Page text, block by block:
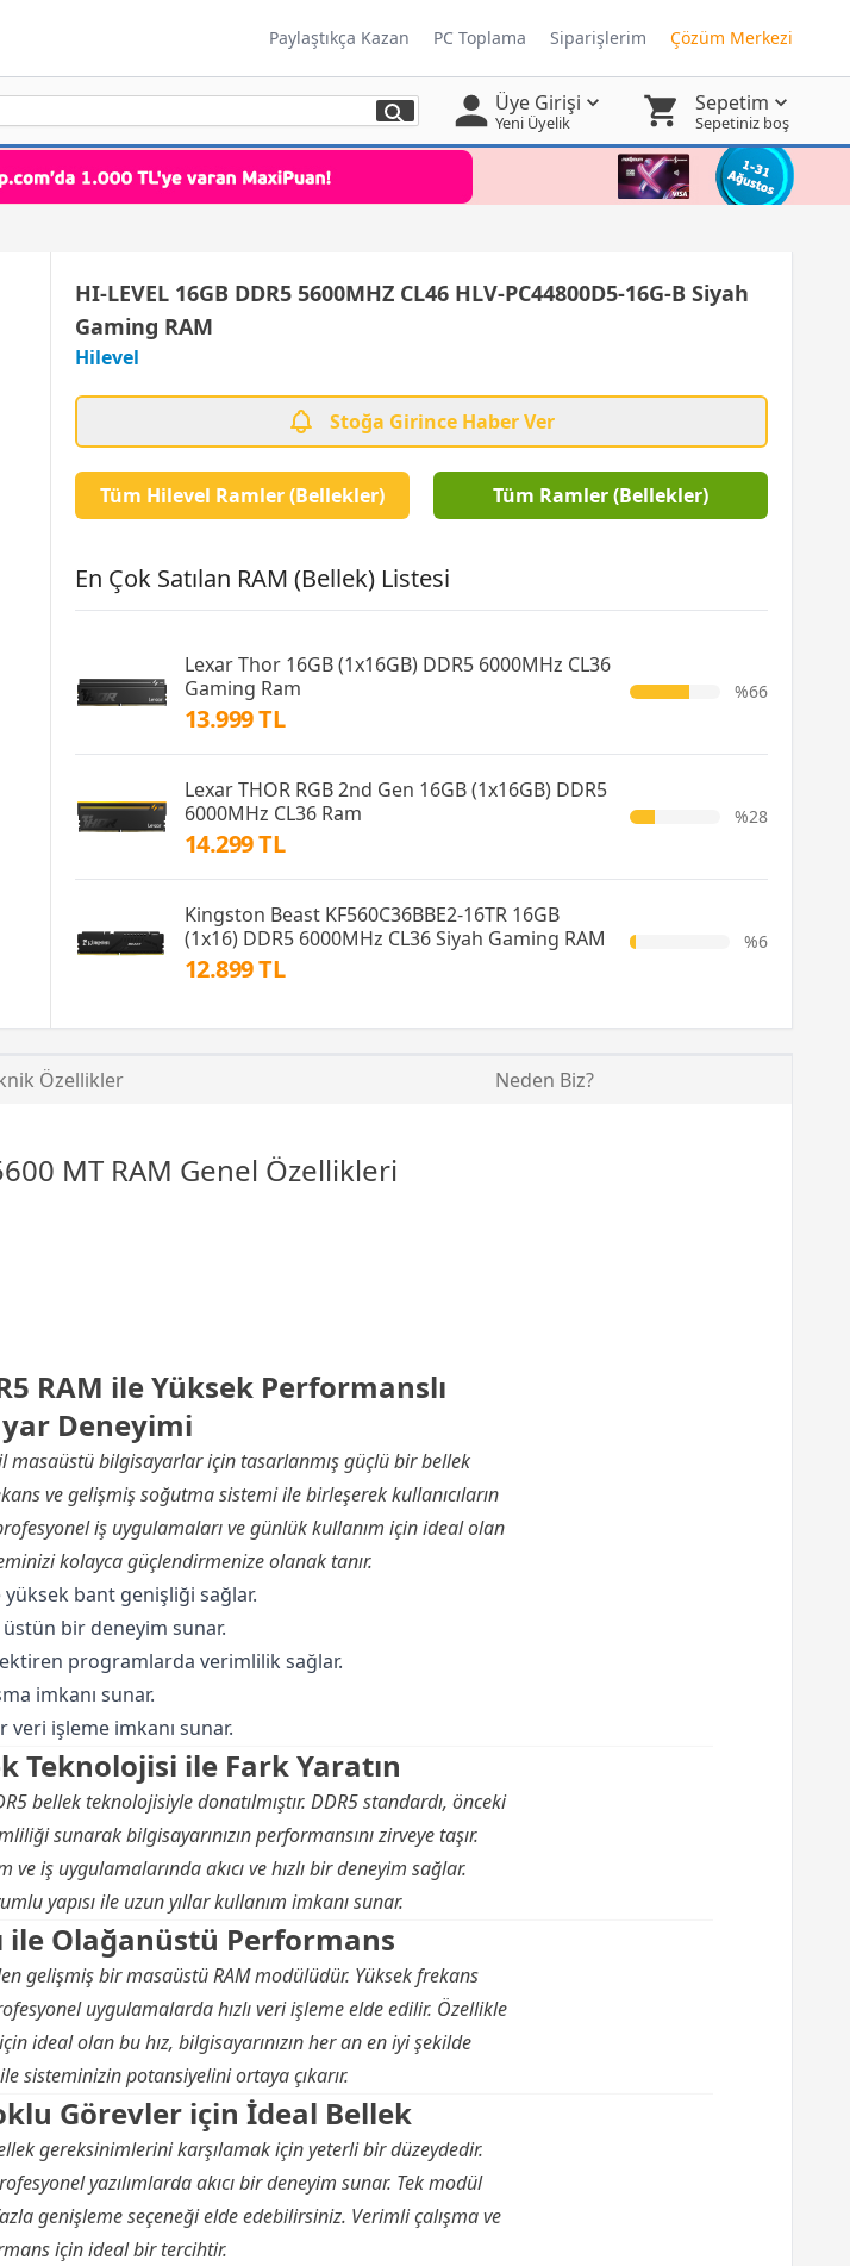
Paylaştıkça Kazan PC Toplama Siparişlerim Çözüm Merkezi
Üye Girişi
Yeni Üyelik
Sepetim
Sepetiniz boş
HI-LEVEL 16GB DDR5 5600MHZ CL46 HLV-PC44800D5-16G-B Siyah
Gaming RAM
Hilevel
Stoğa Girince Haber Ver
Tüm Hilevel Ramler (Bellekler) Tüm Ramler (Bellekler)
En Çok Satılan RAM (Bellek) Listesi
Lexar Thor 16GB (1x16GB) DDR5 6000MHz CL36
Gaming Ram
13.999 TL
%66
Lexar THOR RGB 2nd Gen 16GB (1x16GB) DDR5
6000MHz CL36 Ram
14.299 TL
%28
Kingston Beast KF560C36BBE2-16TR 16GB
(1x16) DDR5 6000MHz CL36 Siyah Gaming RAM
12.899 TL
%6
Özellikler Neden Biz?
MT RAM Genel Özellikleri
RAM ile Yüksek Performanslı
Deneyimi
masaüstü bilgisayarlar için tasarlanmış güçlü bir bellek
ve gelişmiş soğutma sistemi ile birleşerek kullanıcıların
iş uygulamaları ve günlük kullanım için ideal olan
kolayca güçlendirmenize olanak tanır.
yüksek bant genişliği sağlar.
bir deneyim sunar.
programlarda verimlilik sağlar.
imkanı sunar.
veri işleme imkanı sunar.
Teknolojisi ile Fark Yaratın
bellek teknolojisiyle donatılmıştır. DDR5 standardı, önceki
sunarak bilgisayarınızın performansını zirveye taşır.
iş uygulamalarında akıcı ve hızlı bir deneyim sağlar.
yapısı ile uzun yıllar kullanım imkanı sunar.
ile Olağanüstü Performans
gelişmiş bir masaüstü RAM modülüdür. Yüksek frekans
uygulamalarda hızlı veri işleme elde edilir. Özellikle
ideal olan bu hız, bilgisayarınızın her an en iyi şekilde
ile sisteminizin potansiyelini ortaya çıkarır.
Görevler için İdeal Bellek
gereksinimlerini karşılamak için yeterli bir düzeydedir.
yazılımlarda akıcı bir deneyim sunar. Tek modül
genişleme seçeneği elde edebilirsiniz. Verimli çalışma ve
için ideal bir tercihtir.